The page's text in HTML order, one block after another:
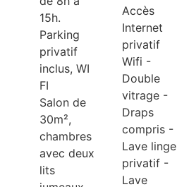
15h.
Parking
privatif
inclus, WI
FI
Salon de
30m²,
chambres
avec deux
lits
Accès
Internet
privatif
Wifi -
Double
vitrage -
Draps
compris -
Lave linge
privatif -
Lave